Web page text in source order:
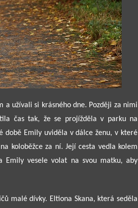
a užívali si krásného dne. Později za nimi
čas tak, že se projížděla v parku na
době Emily uviděla v dálce ženu, v které
koloběžce za ní. Její cesta vedla kolem
Emily vesele volat na svou matku, aby
malé dívky. Eltiona Skana, která seděla